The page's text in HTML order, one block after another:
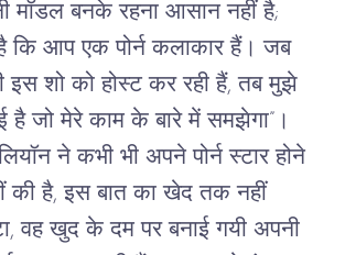
मॉडल बनके रहना आसान नहीं है;
कि आप एक पोर्न कलाकार हैं। जब
इस शो को होस्ट कर रही हैं, तब मुझे
है जो मेरे काम के बारे में समझेगा” ।
ने कभी भी अपने पोर्न स्टार होने
की है, इस बात का खेद तक नहीं
, वह खुद के दम पर बनाई गयी अपनी